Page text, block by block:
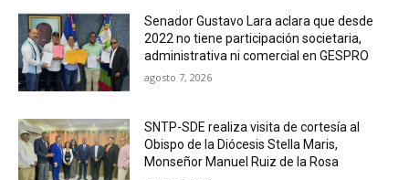
Senador Gustavo Lara aclara que desde
2022 no tiene participación societaria,
administrativa ni comercial en GESPRO
agosto 7, 2026
SNTP-SDE realiza visita de cortesía al
Obispo de la Diócesis Stella Maris,
Monseñor Manuel Ruiz de la Rosa